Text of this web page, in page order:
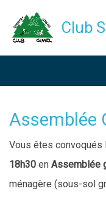
Club
Assemblée
Description
Vous êtes convoqués
18h30 en Assemblée
ménagère (sous-sol